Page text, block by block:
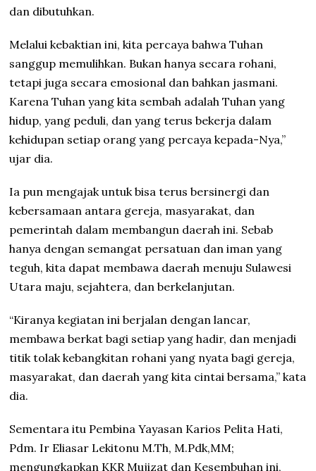
dan dibutuhkan.
Melalui kebaktian ini, kita percaya bahwa Tuhan
sanggup memulihkan. Bukan hanya secara rohani,
tetapi juga secara emosional dan bahkan jasmani.
Karena Tuhan yang kita sembah adalah Tuhan yang
hidup, yang peduli, dan yang terus bekerja dalam
kehidupan setiap orang yang percaya kepada-Nya,”
ujar dia.
Ia pun mengajak untuk bisa terus bersinergi dan
kebersamaan antara gereja, masyarakat, dan
pemerintah dalam membangun daerah ini. Sebab
hanya dengan semangat persatuan dan iman yang
teguh, kita dapat membawa daerah menuju Sulawesi
Utara maju, sejahtera, dan berkelanjutan.
“Kiranya kegiatan ini berjalan dengan lancar,
membawa berkat bagi setiap yang hadir, dan menjadi
titik tolak kebangkitan rohani yang nyata bagi gereja,
masyarakat, dan daerah yang kita cintai bersama,” kata
dia.
Sementara itu Pembina Yayasan Karios Pelita Hati,
Pdm. Ir Eliasar Lekitonu M.Th, M.Pdk,MM;
mengungkapkan KKR Mujizat dan Kesembuhan ini,